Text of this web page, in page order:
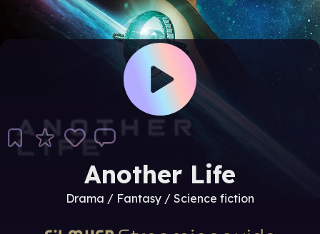
Another Life
Drama / Fantasy / Science fiction